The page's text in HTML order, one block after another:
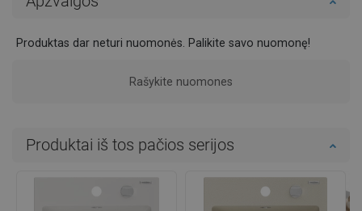
Produktas dar neturi nuomonės. Palikite savo nuomonę!
Rašykite nuomones
Produktai iš tos pačios serijos